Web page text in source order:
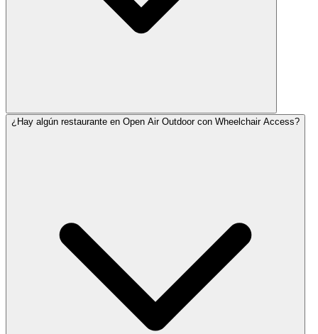
¿Hay algún restaurante en Open Air Outdoor con Wheelchair Access?